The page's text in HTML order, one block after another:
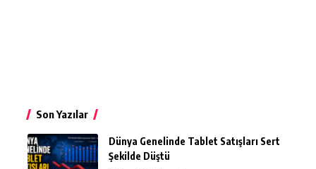
Son Yazılar
Dünya Genelinde Tablet Satışları Sert
Şekilde Düştü